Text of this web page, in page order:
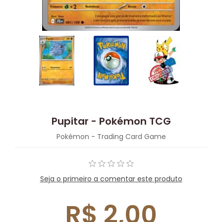
Pupitar - Pokémon TCG
Pokémon - Trading Card Game
Seja o primeiro a comentar este produto